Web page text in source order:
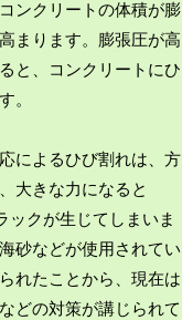
ンクリートの体積が膨
まります。膨張圧が高
と、コンクリートにひ
。
によるひび割れは、方
大きな力になると
ックが生じてしまいま
砂などが使用されてい
れたことから、現在は
どの対策が講じられて